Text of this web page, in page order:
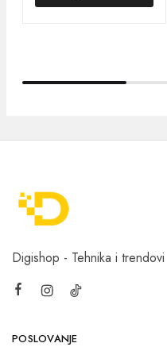
Digishop - Tehnika i trendovi
POSLOVANJE